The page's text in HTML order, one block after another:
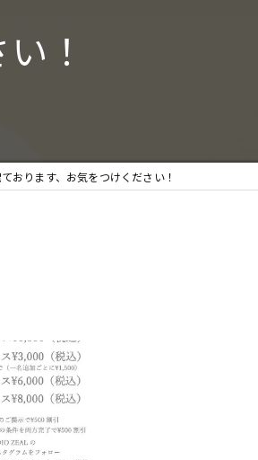
ブ配信！
おります、お気をつけください！